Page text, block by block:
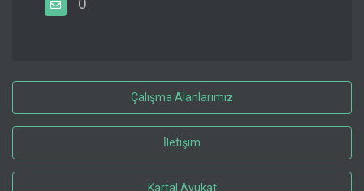
Çalışma Alanlarımız
İletişim
Kartal Avukat